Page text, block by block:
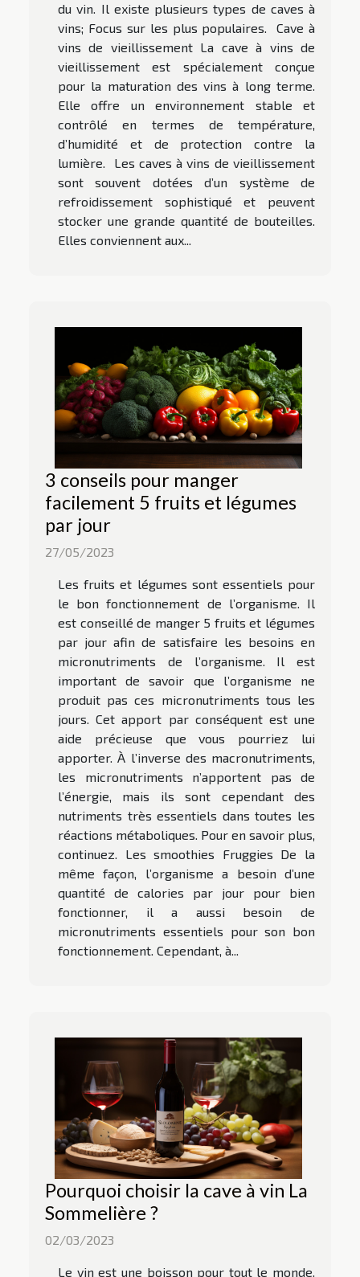
du vin. Il existe plusieurs types de caves à
vins; Focus sur les plus populaires. Cave à
vins de vieillissement La cave à vins de
vieillissement est spécialement conçue
pour la maturation des vins à long terme.
Elle offre un environnement stable et
contrôlé en termes de température,
d’humidité et de protection contre la
lumière. Les caves à vins de vieillissement
sont souvent dotées d’un système de
refroidissement sophistiqué et peuvent
stocker une grande quantité de bouteilles.
Elles conviennent aux...
3 conseils pour manger
facilement 5 fruits et légumes
par jour
27/05/2023
Les fruits et légumes sont essentiels pour
le bon fonctionnement de l’organisme. Il
est conseillé de manger 5 fruits et légumes
par jour afin de satisfaire les besoins en
micronutriments de l’organisme. Il est
important de savoir que l’organisme ne
produit pas ces micronutriments tous les
jours. Cet apport par conséquent est une
aide précieuse que vous pourriez lui
apporter. À l’inverse des macronutriments,
les micronutriments n’apportent pas de
l’énergie, mais ils sont cependant des
nutriments très essentiels dans toutes les
réactions métaboliques. Pour en savoir plus,
continuez. Les smoothies Fruggies De la
même façon, l’organisme a besoin d’une
quantité de calories par jour pour bien
fonctionner, il a aussi besoin de
micronutriments essentiels pour son bon
fonctionnement. Cependant, à...
Pourquoi choisir la cave à vin La
Sommelière ?
02/03/2023
Le vin est une boisson pour tout le monde.